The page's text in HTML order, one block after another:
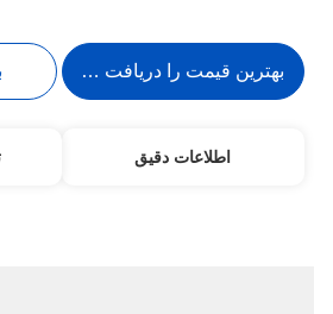
بهترین قیمت را دریافت کنید
اطلاعات دقیق